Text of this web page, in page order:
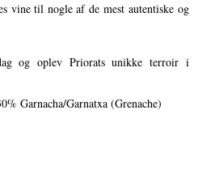
vine til nogle af de mest autentiske og
og oplev Priorats unikke terroir i
Garnacha/Garnatxa (Grenache)